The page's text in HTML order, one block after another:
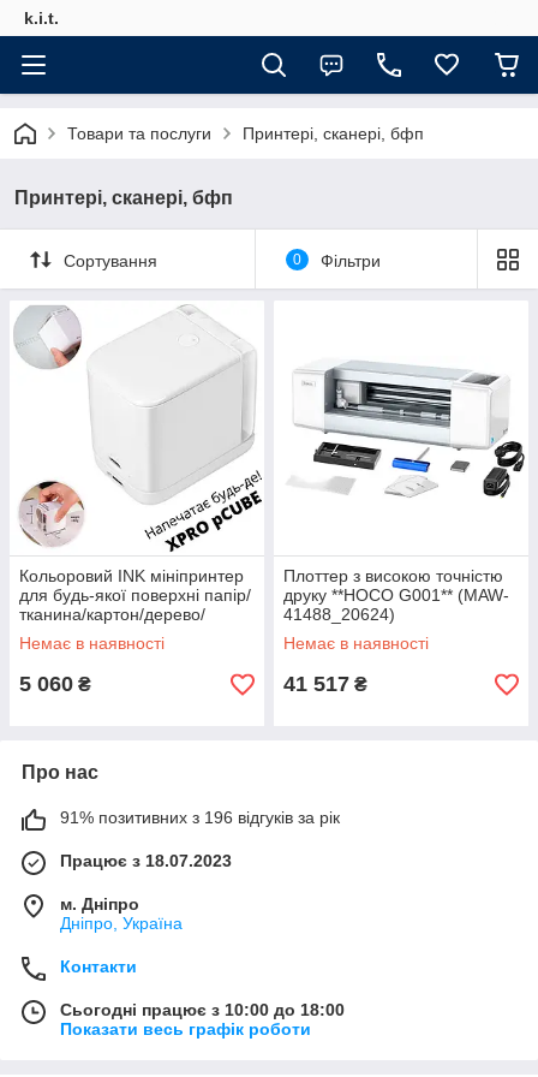
k.i.t.
Товари та послуги Принтері, сканері, бфп
Принтері, сканері, бфп
Сортування 0 Фільтри
Кольоровий INK мініпринтер
для будь-якої поверхні папір/
тканина/картон/дерево/
метал/пластик XPRO PCube з
Немає в наявності
5 060 ₴
Плоттер з високою точністю
друку **HOCO G001** (MAW-
41488_20624)
Немає в наявності
41 517 ₴
Про нас
91% позитивних з 196 відгуків за рік
Працює з 18.07.2023
м. Дніпро
Дніпро, Україна
Контакти
Сьогодні працює з 10:00 до 18:00
Показати весь графік роботи